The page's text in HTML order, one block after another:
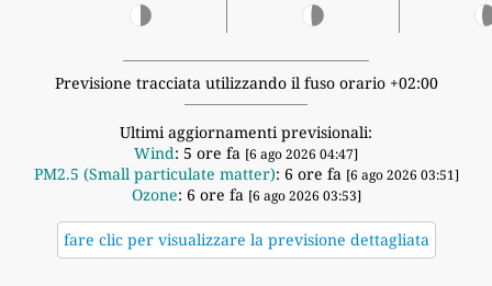
Previsione tracciata utilizzando il fuso orario +02:00
Ultimi aggiornamenti previsionali:
Wind: 5 ore fa [6 ago 2026 04:47]
PM2.5 (Small particulate matter): 6 ore fa [6 ago 2026 03:51]
Ozone: 6 ore fa [6 ago 2026 03:53]
fare clic per visualizzare la previsione dettagliata